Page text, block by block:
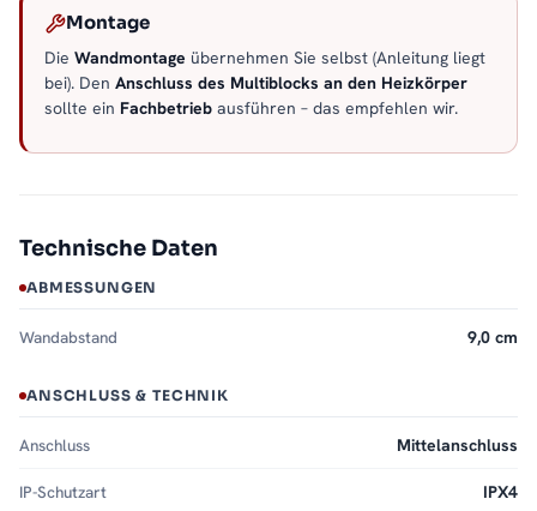
Montage
Die Wandmontage übernehmen Sie selbst (Anleitung liegt
bei). Den Anschluss des Multiblocks an den Heizkörper
sollte ein Fachbetrieb ausführen – das empfehlen wir.
Technische Daten
ABMESSUNGEN
Wandabstand 9,0 cm
ANSCHLUSS & TECHNIK
Anschluss Mittelanschluss
IP-Schutzart IPX4